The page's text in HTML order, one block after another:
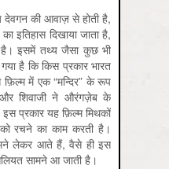
की आवाज़ से होती है,
इतिहास दिखाया जाता है,
है। इसमें तथ्य जैसा कुछ भी
है कि किस प्रकार भारत
में एक “मन्दिर” के रूप
और शिवाजी ने औरंगज़ेब के
प्रकार यह फ़िल्म मिथकों
रचने का काम करती है।
लेकर आते हैं, वैसे ही इस
सामने आ जाती है।